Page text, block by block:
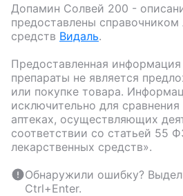
Допамин Солвей 200 -
предоставлены справочником
средств Видаль.
Предоставленная информация
препараты не является
или покупке товара.
исключительно для
аптеках, осуществляющих
соответствии со статьей 55
лекарственных средств».
Обнаружили ошибку?
Ctrl+Enter.